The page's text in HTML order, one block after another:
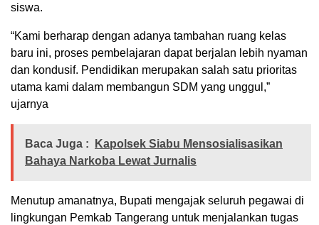
siswa.
“Kami berharap dengan adanya tambahan ruang kelas
baru ini, proses pembelajaran dapat berjalan lebih nyaman
dan kondusif. Pendidikan merupakan salah satu prioritas
utama kami dalam membangun SDM yang unggul,”
ujarnya
Baca Juga :
Kapolsek Siabu Mensosialisasikan
Bahaya Narkoba Lewat Jurnalis
Menutup amanatnya, Bupati mengajak seluruh pegawai di
lingkungan Pemkab Tangerang untuk menjalankan tugas